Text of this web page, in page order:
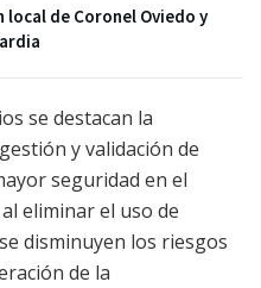
de Coronel Oviedo y
se destacan la
y validación de
seguridad en el
eliminar el uso de
disminuyen los riesgos
de la